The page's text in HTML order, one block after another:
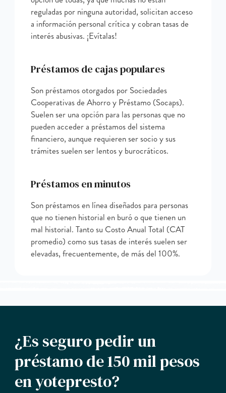
reguladas por ninguna autoridad, solicitan acceso
a información personal crítica y cobran tasas de
interés abusivas. ¡Evítalas!
Préstamos de cajas populares
Son préstamos otorgados por Sociedades
Cooperativas de Ahorro y Préstamo (Socaps).
Suelen ser una opción para las personas que no
pueden acceder a préstamos del sistema
financiero, aunque requieren ser socio y sus
trámites suelen ser lentos y burocráticos.
Préstamos en minutos
Son préstamos en línea diseñados para personas
que no tienen historial en buró o que tienen un
mal historial. Tanto su Costo Anual Total (CAT
promedio) como sus tasas de interés suelen ser
elevadas, frecuentemente, de más del 100%.
¿Es seguro pedir un
préstamo de 150 mil pesos
en yotepresto?